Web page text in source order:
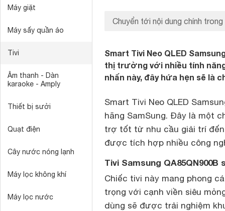
Máy giặt
Máy sấy quần áo
Tivi
Âm thanh - Dàn
karaoke - Amply
Thiết bị sưởi
Quạt điện
Cây nước nóng lạnh
Máy lọc không khí
Máy lọc nước
Chuyển tới nội dung chính trong
Smart Tivi Neo QLED
thị trường với nhiều tính
nhấn này, đây hứa hẹn sẽ là
Smart Tivi Neo QLED
hãng SamSung. Đây là một
trợ tốt từ nhu cầu giải trí đến
được tích hợp nhiều công
Tivi Samsung
Chiếc tivi này mang phong
trọng với cạnh viền siêu
dùng sẽ được trải nghiệm